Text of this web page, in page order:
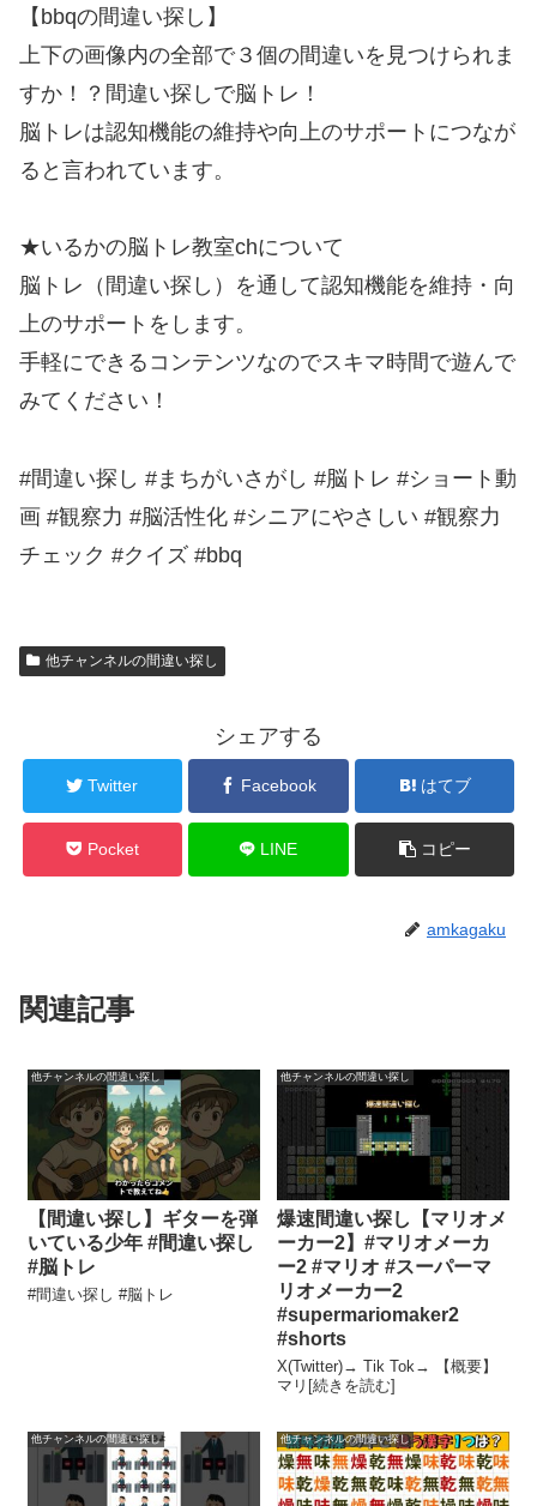
【bbqの間違い探し】
上下の画像内の全部で３個の間違いを見つけられま
すか！？間違い探しで脳トレ！
脳トレは認知機能の維持や向上のサポートにつなが
ると言われています。
★いるかの脳トレ教室chについて
脳トレ（間違い探し）を通して認知機能を維持・向
上のサポートをします。
手軽にできるコンテンツなのでスキマ時間で遊んで
みてください！
#間違い探し #まちがいさがし #脳トレ #ショート動
画 #観察力 #脳活性化 #シニアにやさしい #観察力
チェック #クイズ #bbq
他チャンネルの間違い探し
シェアする
Twitter Facebook はてブ
Pocket LINE コピー
amkagaku
関連記事
他チャンネルの間違い探し
【間違い探し】ギターを弾
いている少年 #間違い探し
#脳トレ
#間違い探し #脳トレ
他チャンネルの間違い探し
爆速間違い探し【マリオメ
ーカー2】#マリオメーカ
ー2 #マリオ #スーパーマ
リオメーカー2
#supermariomaker2
#shorts
X(Twitter)→ Tik Tok→ 【概要】
マリ[続きを読む]
他チャンネルの間違い探し 他チャンネルの間違い探し